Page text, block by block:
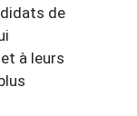
de
à leurs